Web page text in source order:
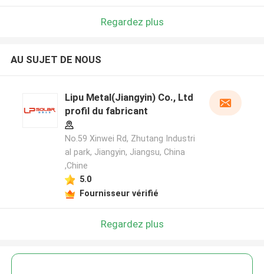
Regardez plus
AU SUJET DE NOUS
Lipu Metal(Jiangyin) Co., Ltd
profil du fabricant
No.59 Xinwei Rd, Zhutang Industri
al park, Jiangyin, Jiangsu, China
,Chine
5.0
Fournisseur vérifié
Regardez plus